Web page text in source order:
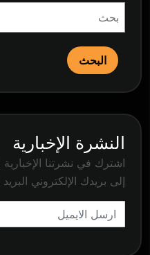
البحث
النشرة الإخبارية
اشترك في نشرتنا
إلى بريدك الإلكتروني البريد